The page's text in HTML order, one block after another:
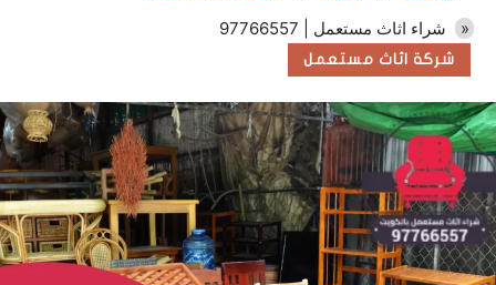
شراء اثاث مستعمل | 97766557
شركة اثاث مستعمل